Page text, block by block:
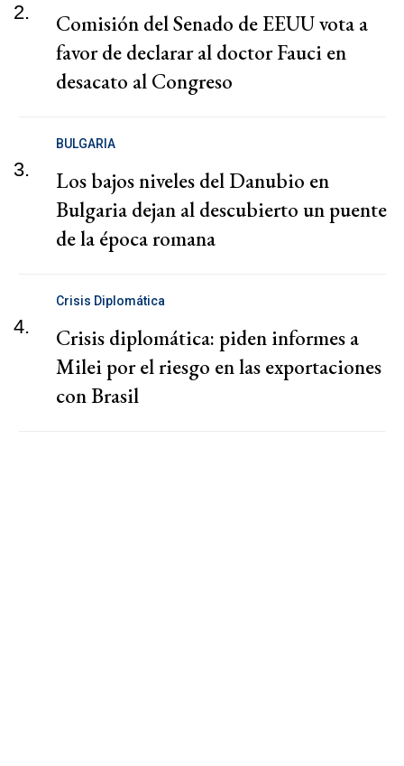
2.
Comisión del Senado de EEUU vota a
favor de declarar al doctor Fauci en
desacato al Congreso
3.
BULGARIA
Los bajos niveles del Danubio en
Bulgaria dejan al descubierto un puente
de la época romana
4.
Crisis Diplomática
Crisis diplomática: piden informes a
Milei por el riesgo en las exportaciones
con Brasil